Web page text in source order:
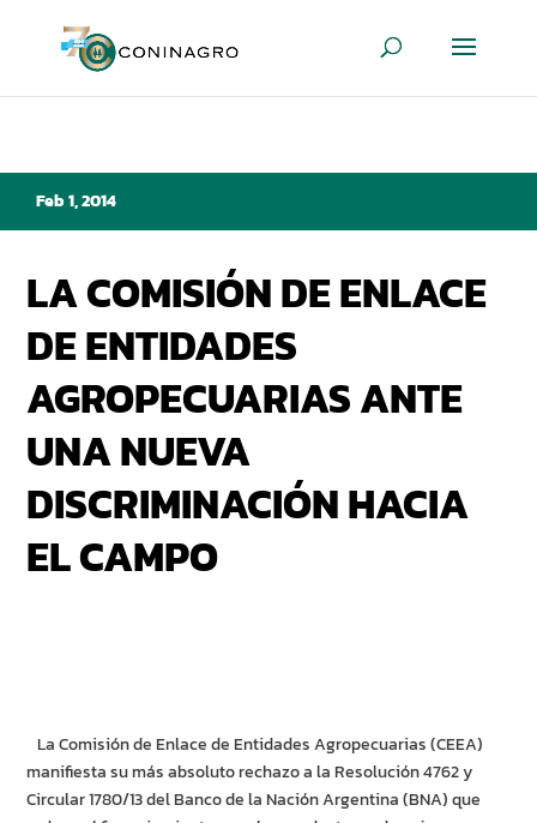
Feb 1, 2014
LA COMISIÓN DE ENLACE
DE ENTIDADES
AGROPECUARIAS ANTE
UNA NUEVA
DISCRIMINACIÓN HACIA
EL CAMPO
La Comisión de Enlace de Entidades Agropecuarias (CEEA)
manifiesta su más absoluto rechazo a la Resolución 4762 y
Circular 1780/13 del Banco de la Nación Argentina (BNA) que